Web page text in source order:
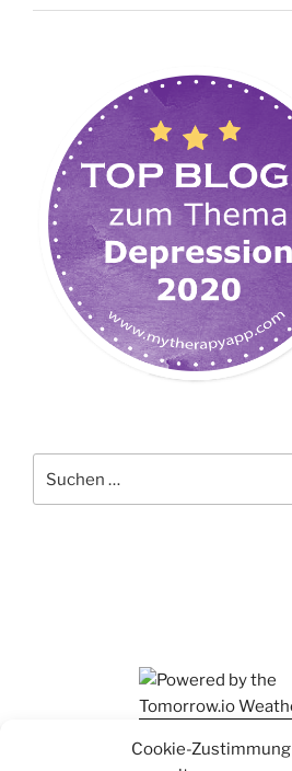
Cookie-Zustimmung
nach: